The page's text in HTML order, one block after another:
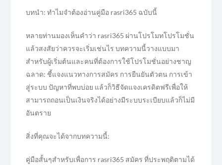
บทนำ: ทำไมจำต้องอ่านคู่มือ rasri365 ฉบับนี้
หลายท่านมองเห็นคำว่า rasri365 ผ่านโปรโมทโปรโมชั่น
แล้วสงสัยว่าควรจะเริ่มเช่นไร บทความนี้วางแบบมา
สำหรับผู้เริ่มต้นและคนที่ต้องการใช้โปรโมชั่นอย่างชาญ
ฉลาด: ชี้แจงแนวทางการสมัคร การยืนยันตัวตน การเข้า
สู่ระบบ ปัญหาที่พบบ่อย แล้วก็วิธีจัดแจงเครดิตฟรีเพื่อให้
สามารถถอนเป็นเงินจริงได้อย่างมีระบบระเบียบแล้วก็ไม่มี
อันตราย
สิ่งที่คุณจะได้จากบทความนี้:
คู่มือสั้นๆสำหรับเพื่อการ rasri365 สมัคร ที่ประพฤติตามได้